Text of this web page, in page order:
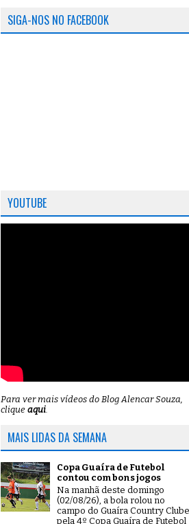
SIGA-NOS NO FACEBOOK
YOUTUBE
Para ver mais vídeos do Blog Alencar Souza,
clique aqui.
MAIS LIDAS DA SEMANA
Copa Guaíra de Futebol
contou com bons jogos
Na manhã deste domingo
(02/08/26), a bola rolou no
campo do Guaíra Country Clube
pela 4º Copa Guaíra de Futebol